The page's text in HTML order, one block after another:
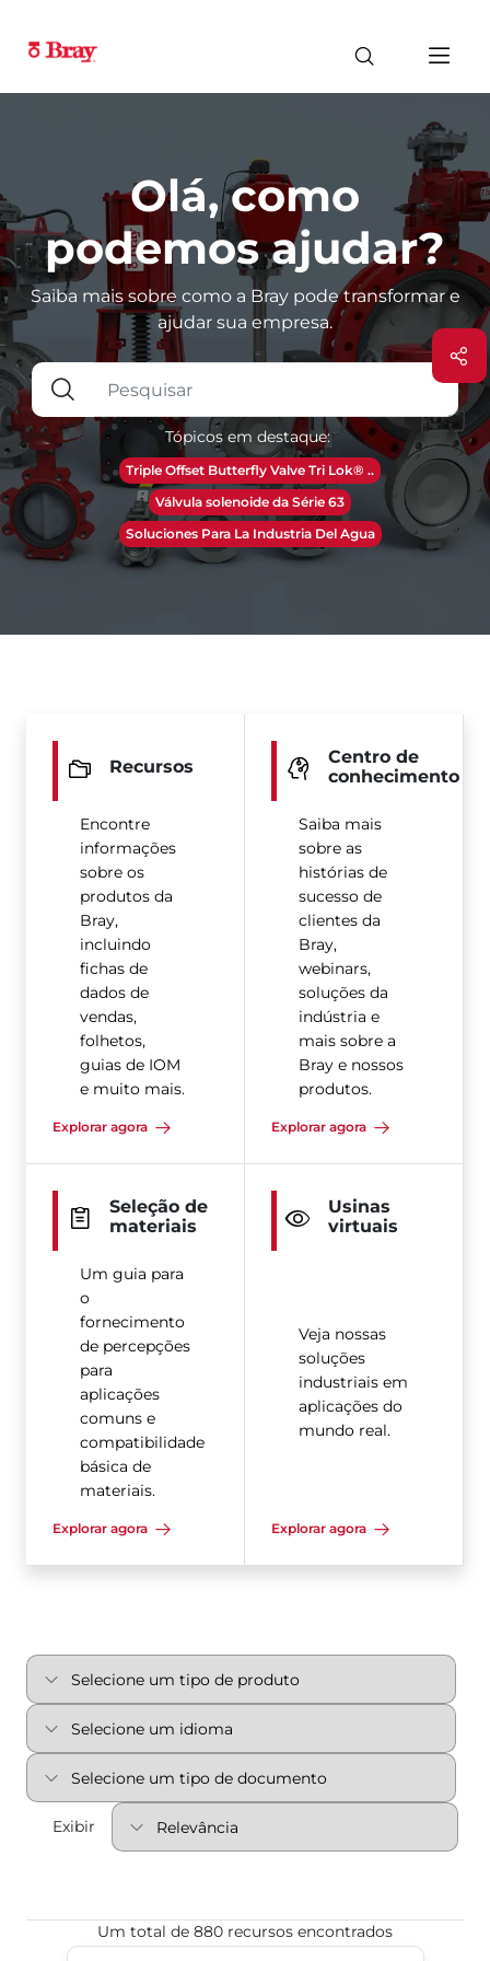
Olá, como
podemos ajudar?
Saiba mais sobre como a Bray pode transformar e
ajudar sua empresa.
Tópicos em destaque:
Triple Offset Butterfly Valve Tri Lok® ..
Válvula solenoide da Série 63
Soluciones Para La Industria Del Agua
Recursos
Encontre
informações
sobre os
produtos da
Bray,
incluindo
fichas de
dados de
vendas,
folhetos,
guias de IOM
e muito mais.
Explorar agora
Centro de
conhecimento
Saiba mais
sobre as
histórias de
sucesso de
clientes da
Bray,
webinars,
soluções da
indústria e
mais sobre a
Bray e nossos
produtos.
Explorar agora
Seleção de
materiais
Um guia para
o
fornecimento
de percepções
para
aplicações
comuns e
compatibilidade
básica de
materiais.
Explorar agora
Usinas
virtuais
Veja nossas
soluções
industriais em
aplicações do
mundo real.
Explorar agora
Exibir
Um total de 880 recursos encontrados